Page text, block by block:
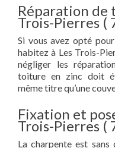
Réparation de
Trois-Pierres (
Si vous avez opté
habitez à Les Trois-
négliger les
toiture en zinc doit
même titre qu’une
Fixation et
Trois-Pierres (
La charpente est sans